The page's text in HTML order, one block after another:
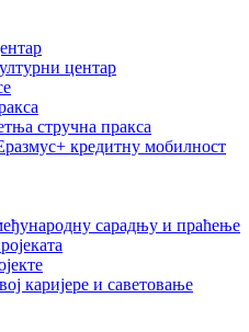
центар
стручна пракса
кредитну мобилност
сарадњу и праћење
каријере и саветовање